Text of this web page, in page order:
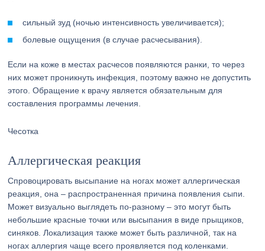
сильный зуд (ночью интенсивность увеличивается);
болевые ощущения (в случае расчесывания).
Если на коже в местах расчесов появляются ранки, то через
них может проникнуть инфекция, поэтому важно не допустить
этого. Обращение к врачу является обязательным для
составления программы лечения.
Чесотка
Аллергическая реакция
Спровоцировать высыпание на ногах может аллергическая
реакция, она – распространенная причина появления сыпи.
Может визуально выглядеть по-разному – это могут быть
небольшие красные точки или высыпания в виде прыщиков,
синяков. Локализация также может быть различной, так на
ногах аллергия чаще всего проявляется под коленками.